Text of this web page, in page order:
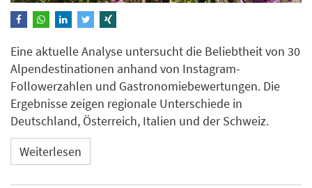
Eine aktuelle Analyse untersucht die Beliebtheit von 30
Alpendestinationen anhand von Instagram-
Followerzahlen und Gastronomiebewertungen. Die
Ergebnisse zeigen regionale Unterschiede in
Deutschland, Österreich, Italien und der Schweiz.
Weiterlesen